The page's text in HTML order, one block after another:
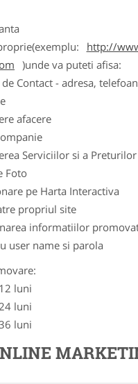
http://
)unde va puteti afisa:
Contact - adresa,
afacere
Serviciilor si a Preturilor
Foto
pe Harta Interactiva
propriul site
informatiilor
user name si parola
luni
luni
luni